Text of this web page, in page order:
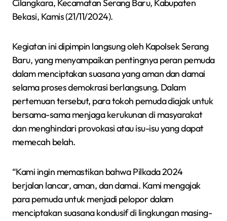
Cilangkara, Kecamatan Serang Baru, Kabupaten
Bekasi, Kamis (21/11/2024).
Kegiatan ini dipimpin langsung oleh Kapolsek Serang
Baru, yang menyampaikan pentingnya peran pemuda
dalam menciptakan suasana yang aman dan damai
selama proses demokrasi berlangsung. Dalam
pertemuan tersebut, para tokoh pemuda diajak untuk
bersama-sama menjaga kerukunan di masyarakat
dan menghindari provokasi atau isu-isu yang dapat
memecah belah.
“Kami ingin memastikan bahwa Pilkada 2024
berjalan lancar, aman, dan damai. Kami mengajak
para pemuda untuk menjadi pelopor dalam
menciptakan suasana kondusif di lingkungan masing-